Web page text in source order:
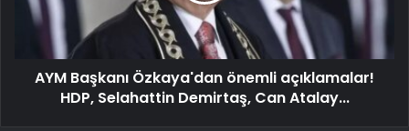
AYM Başkanı Özkaya'dan önemli açıklamalar!
HDP, Selahattin Demirtaş, Can Atalay...